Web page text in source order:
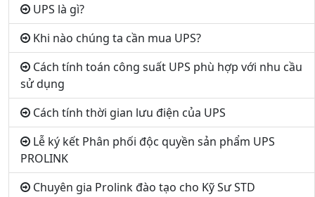
UPS là gì?
Khi nào chúng ta cần mua UPS?
Cách tính toán công suất UPS phù hợp với nhu cầu
sử dụng
Cách tính thời gian lưu điện của UPS
Lễ ký kết Phân phối độc quyền sản phẩm UPS
PROLINK
Chuyên gia Prolink đào tạo cho Kỹ Sư STD